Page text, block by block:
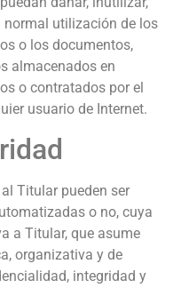
normal utilización de los
o los documentos,
almacenados en
o contratados por el
usuario de Internet.
Titular pueden ser
o no, cuya
a Titular, que asume
organizativa y de
integridad y